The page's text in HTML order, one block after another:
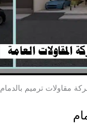
مقاولات ترميم بالدمام